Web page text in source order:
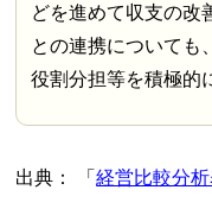
どを進めて収支の改
との連携についても
役割分担等を積極的
出典： 経営比較分